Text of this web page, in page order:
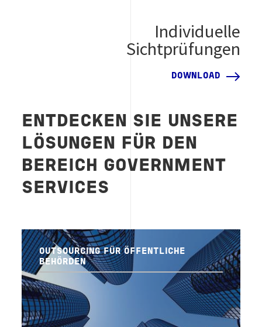
Individuelle
Sichtprüfungen
DOWNLOAD
ENTDECKEN SIE UNSERE
LÖSUNGEN FÜR DEN
BEREICH GOVERNMENT
SERVICES
OUTSOURCING FÜR ÖFFENTLICHE
BEHÖRDEN